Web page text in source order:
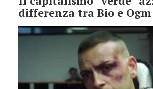
differenza tra Bio e Ogm